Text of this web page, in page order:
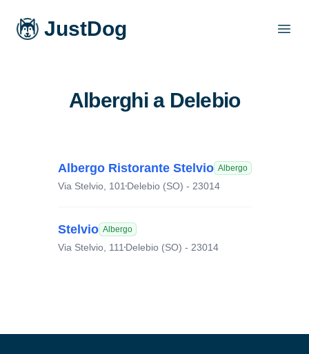
JustDog
Alberghi a Delebio
Albergo Ristorante Stelvio Albergo
Via Stelvio, 101 Delebio (SO) - 23014
Stelvio Albergo
Via Stelvio, 111 Delebio (SO) - 23014